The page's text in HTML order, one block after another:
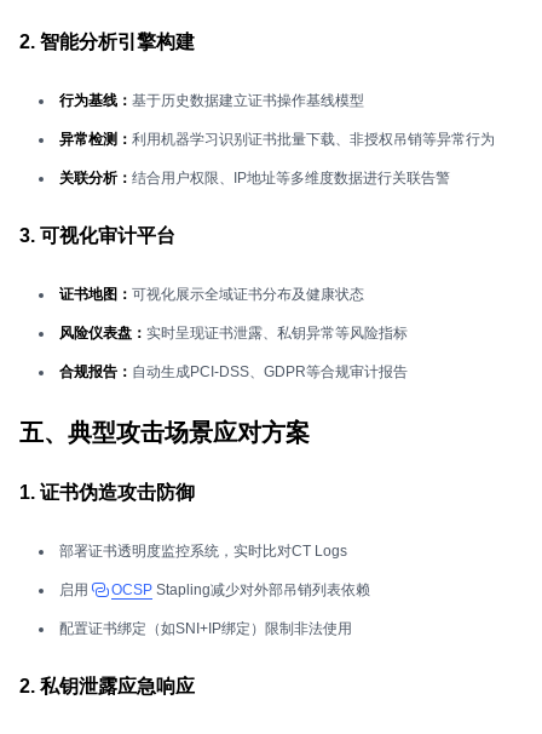
2. 智能分析引擎构建
行为基线： 基于历史数据建立证书操作基线模型
异常检测： 利用机器学习识别证书批量下载、非授权吊销等异常行为
关联分析： 结合用户权限、IP地址等多维度数据进行关联告警
3. 可视化审计平台
证书地图： 可视化展示全域证书分布及健康状态
风险仪表盘： 实时呈现证书泄露、私钥异常等风险指标
合规报告： 自动生成PCI-DSS、GDPR等合规审计报告
五、典型攻击场景应对方案
1. 证书伪造攻击防御
部署证书透明度监控系统，实时比对CT Logs
启用 OCSP Stapling减少对外部吊销列表依赖
配置证书绑定（如SNI+IP绑定）限制非法使用
2. 私钥泄露应急响应